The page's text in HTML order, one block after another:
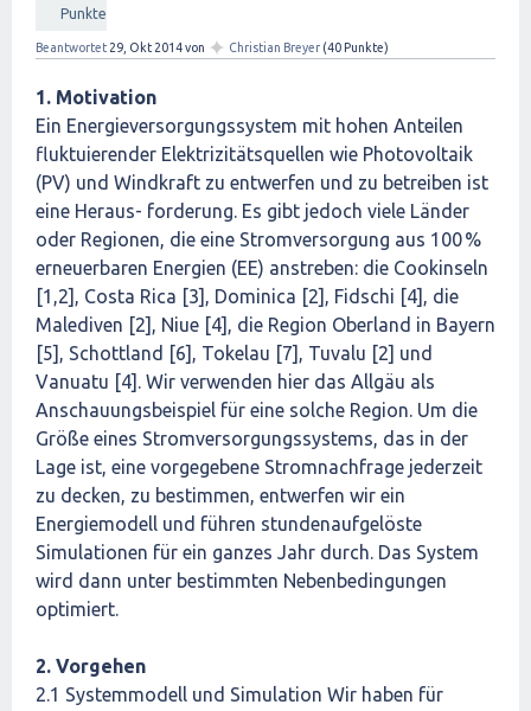
Punkte
Beantwortet 29, Okt 2014von ✦ Christian Breyer (40 Punkte)
1. Motivation
Ein Energieversorgungssystem mit hohen Anteilen
fluktuierender Elektrizitätsquellen wie Photovoltaik
(PV) und Windkraft zu entwerfen und zu betreiben ist
eine Heraus- forderung. Es gibt jedoch viele Länder
oder Regionen, die eine Stromversorgung aus 100 %
erneuerbaren Energien (EE) anstreben: die Cookinseln
[1,2], Costa Rica [3], Dominica [2], Fidschi [4], die
Malediven [2], Niue [4], die Region Oberland in Bayern
[5], Schottland [6], Tokelau [7], Tuvalu [2] und
Vanuatu [4]. Wir verwenden hier das Allgäu als
Anschauungsbeispiel für eine solche Region. Um die
Größe eines Stromversorgungssystems, das in der
Lage ist, eine vorgegebene Stromnachfrage jederzeit
zu decken, zu bestimmen, entwerfen wir ein
Energiemodell und führen stundenaufgelöste
Simulationen für ein ganzes Jahr durch. Das System
wird dann unter bestimmten Nebenbedingungen
optimiert.
2. Vorgehen
2.1 Systemmodell und Simulation Wir haben für